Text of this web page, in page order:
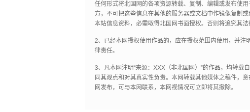
任何形式将北国网的各项资源转载、复制、编辑或发布使
方，不可把这些信息在其他的服务器或文档中作镜像复制
本站信息资料，必需取得北国网书面授权。否则将追究其法
2、已经本网授权使用作品的，应在授权范围内使用，并注
律责任。
3、凡本网注明“来源：XXX（非北国网）”的作品，均转载
同其观点和对其真实性负责。本网转载其他媒体之稿件，
网发布，可与本网联系，本网视情况可立即将其撤除。